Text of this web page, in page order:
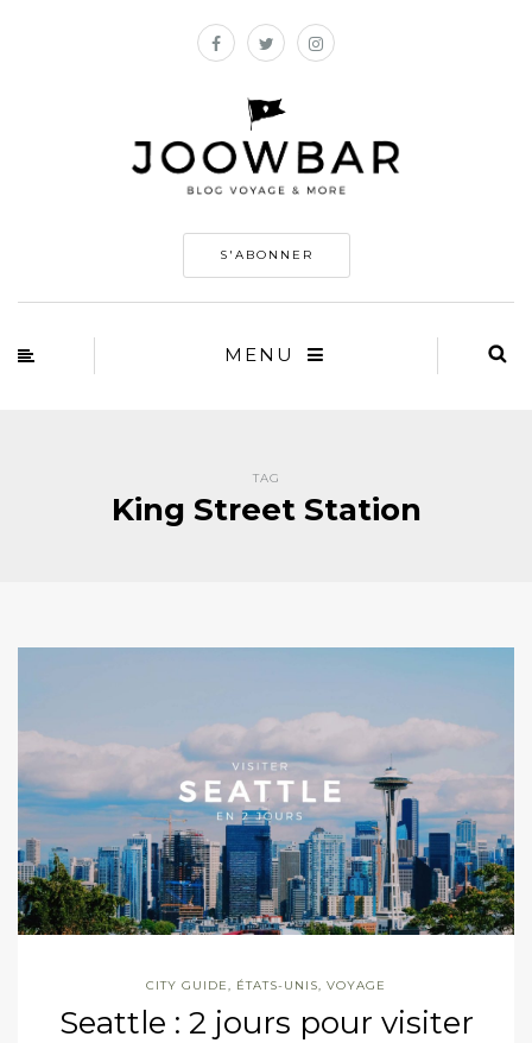
S'ABONNER
MENU
TAG
King Street Station
CITY GUIDE ÉTATS-UNIS VOYAGE
Seattle : 2 jours pour visiter